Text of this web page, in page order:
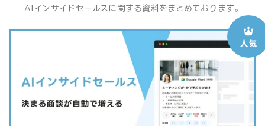
AIインサイドセールスに関する資料をまとめております。